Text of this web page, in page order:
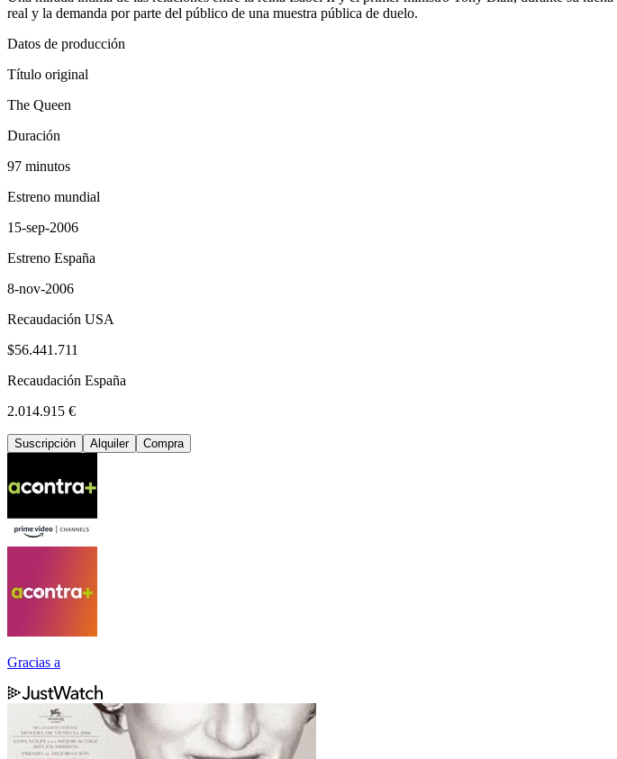
real y la demanda por parte del público de una muestra pública de duelo.
Datos de producción
Título original
The Queen
Duración
97 minutos
Estreno mundial
15-sep-2006
Estreno España
8-nov-2006
Recaudación USA
$56.441.711
Recaudación España
2.014.915 €
Suscripción Alquiler Compra
Gracias a